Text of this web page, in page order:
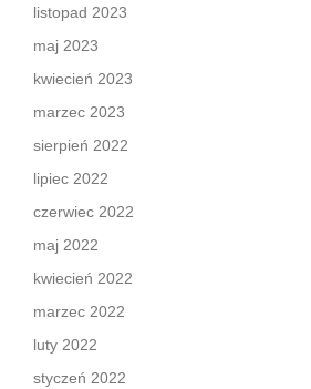
listopad 2023
maj 2023
kwiecień 2023
marzec 2023
sierpień 2022
lipiec 2022
czerwiec 2022
maj 2022
kwiecień 2022
marzec 2022
luty 2022
styczeń 2022